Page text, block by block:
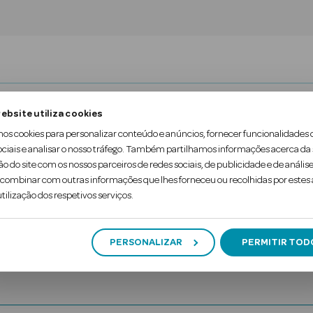
utiliza cookies
cookies para personalizar conteúdo e anúncios, fornecer funcionalidades
e analisar o nosso tráfego. Também partilhamos informações acerca da
do site com os nossos parceiros de redes sociais, de publicidade e de
com outras informações que lhes forneceu ou recolhidas por estes
dos respetivos serviços.
PERSONALIZAR PERMITIR
as rugas de expressão se vão transformando
forma de resolver estas “marcas do tempo” é
a superfície da pele durante o dia, atingindo as